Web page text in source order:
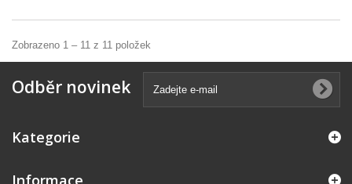
Zobrazeno 1 – 11 z 11 položek
Odběr novinek
Kategorie
Informace